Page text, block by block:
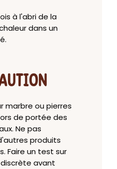
à l'abri de la
dans un
marbre ou pierres
de portée des
Ne pas
produits
Faire un test sur
avant